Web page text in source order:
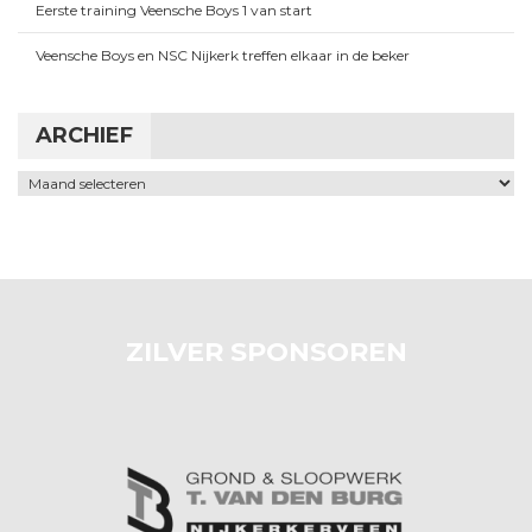
Eerste training Veensche Boys 1 van start
Veensche Boys en NSC Nijkerk treffen elkaar in de beker
ARCHIEF
Archief
ZILVER SPONSOREN